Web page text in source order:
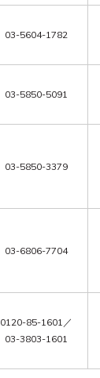
03-5604-1782
03-5850-5091
03-5850-3379
03-6806-7704
0120-85-1601／
03-3803-1601